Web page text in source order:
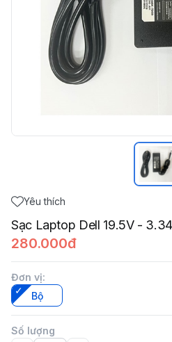
Yêu thích
Sạc Laptop Dell 19.5V -
280.000đ
Đơn vị:
Bộ
Số lượng